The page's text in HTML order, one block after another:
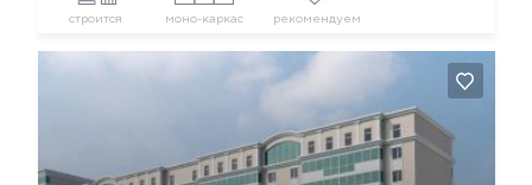
строится моно-каркас рекомендуем